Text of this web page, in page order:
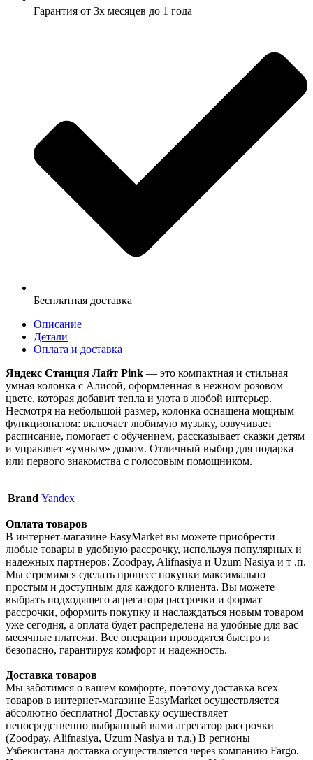
Гарантия от 3х месяцев до 1 года
Бесплатная доставка
Описание
Детали
Оплата и доставка
Яндекс Станция Лайт Pink — это компактная и стильная
умная колонка с Алисой, оформленная в нежном розовом
цвете, которая добавит тепла и уюта в любой интерьер.
Несмотря на небольшой размер, колонка оснащена мощным
функционалом: включает любимую музыку, озвучивает
расписание, помогает с обучением, рассказывает сказки детям
и управляет «умным» домом. Отличный выбор для подарка
или первого знакомства с голосовым помощником.
Brand Yandex
Оплата товаров
В интернет-магазине EasyMarket вы можете приобрести
любые товары в удобную рассрочку, используя популярных и
надежных партнеров: Zoodpay, Alifnasiya и Uzum Nasiya и т .п.
Мы стремимся сделать процесс покупки максимально
простым и доступным для каждого клиента. Вы можете
выбрать подходящего агрегатора рассрочки и формат
рассрочки, оформить покупку и наслаждаться новым товаром
уже сегодня, а оплата будет распределена на удобные для вас
месячные платежи. Все операции проводятся быстро и
безопасно, гарантируя комфорт и надежность.
Доставка товаров
Мы заботимся о вашем комфорте, поэтому доставка всех
товаров в интернет-магазине EasyMarket осуществляется
абсолютно бесплатно! Доставку осуществляет
непосредственно выбранный вами агрегатор рассрочки
(Zoodpay, Alifnasiya, Uzum Nasiya и т.д.) В регионы
Узбекистана доставка осуществляется через компанию Fargo.